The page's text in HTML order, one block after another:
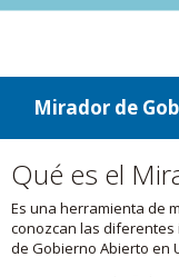
ir a contenido
ir al menú
Mirador de
Qué es el
Es una herramienta de
conozcan las diferentes
de Gobierno Abierto en